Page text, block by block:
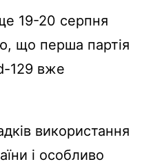
19-20 серпня
що перша партія
129 вже
використання
і особливо